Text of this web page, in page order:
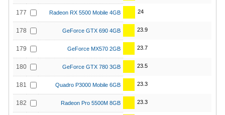
177 Radeon RX 5500 Mobile 4GB 24
178 GeForce GTX 690 4GB 23.9
179 GeForce MX570 2GB 23.7
180 GeForce GTX 780 3GB 23.5
181 Quadro P3000 Mobile 6GB 23.3
182 Radeon Pro 5500M 8GB 23.3